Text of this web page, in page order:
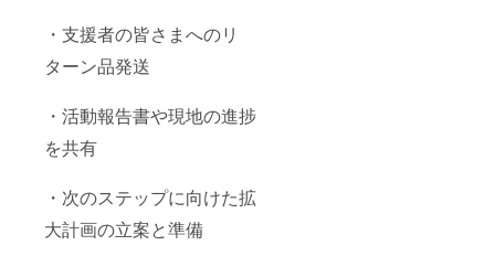
・支援者の皆さまへのリ
ターン品発送
・活動報告書や現地の進捗
を共有
・次のステップに向けた拡
大計画の立案と準備